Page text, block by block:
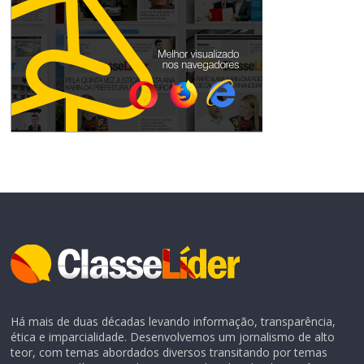
Há mais de duas décadas levando informação, transparência,
ética e imparcialidade. Desenvolvemos um jornalismo de alto
teor, com temas abordados diversos transitando por temas